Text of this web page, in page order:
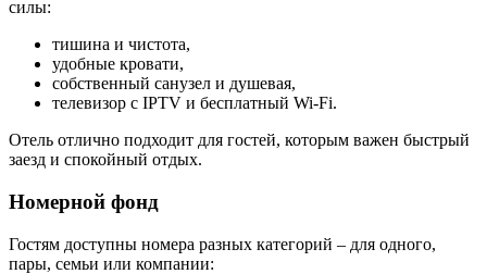
силы:
тишина и чистота,
удобные кровати,
собственный санузел и душевая,
телевизор с IPTV и бесплатный Wi-Fi.
Отель отлично подходит для гостей, которым важен быстрый
заезд и спокойный отдых.
Номерной фонд
Гостям доступны номера разных категорий – для одного,
пары, семьи или компании: